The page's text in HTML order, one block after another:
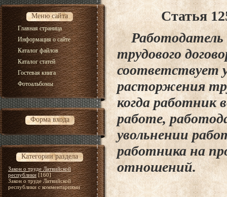
Меню сайта
Главная страница
Информация о сайте
Каталог файлов
Каталог статей
Гостевая книга
Фотоальбомы
Форма входа
Категории раздела
Закон о труде Латвийской
республики [160]
Закон о труде Латвийской
республики с комментариями
Статья
Работодатель
трудового
соответствует
расторжения
когда работник
работе,
увольнении
работника на
отношений.